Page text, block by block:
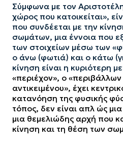
Σύμφωνα με τον
χώρος που κατοικείται»,
που συνδέεται με την
σωμάτων, μια έννοια που
των στοιχείων μέσω των
ο άνω (φωτιά) και ο κάτω
κίνηση είναι η κυριότερη
«περιέχον», ο
αντικειμένου», έχει
κατανόηση της φυσικής
τόπος, δεν είναι απλ ώς
μια θεμελιώδης αρχή που
κίνηση και τη θέση των